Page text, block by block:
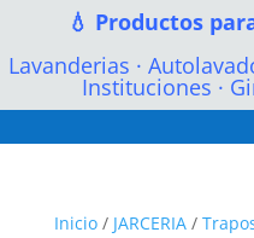
💧 Productos
Lavanderias ·
Instituciones ·
Inicio/ JARCERIA/